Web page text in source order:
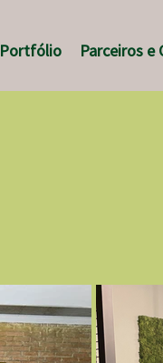
Portfólio Parceiros e